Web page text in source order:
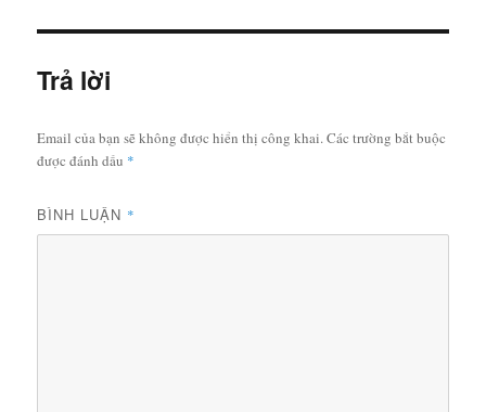
Trả lời
Email của bạn sẽ không được hiển thị công khai.Các trường bắt buộc
được đánh dấu *
BÌNH LUẬN *